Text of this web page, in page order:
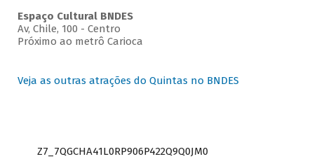
Espaço Cultural BNDES
Av, Chile, 100 - Centro
Próximo ao metrô Carioca
Veja as outras atrações do Quintas no BNDES
Z7_7QGCHA41L0RP906P422Q9Q0JM0